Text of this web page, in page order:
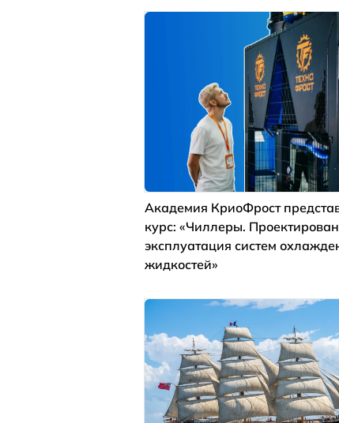
Академия КриоФрост
курс: «Чиллеры.
эксплуатация систем
жидкостей»